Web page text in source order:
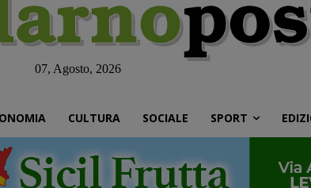
07, Agosto, 2026
CULTURA SOCIALE SPORT